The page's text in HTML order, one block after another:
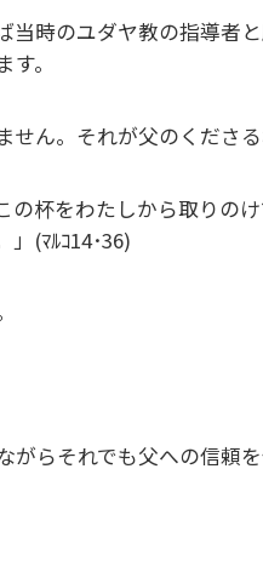
時のユダヤ教の指導者
。
ん。それが父のくださ
の杯をわたしから取りの
(ﾏﾙｺ14･36)
らそれでも父への信頼